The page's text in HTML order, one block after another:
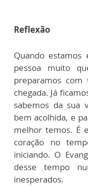
Reflexão
Quando estamos
pessoa muito
preparamos com
chegada. Já
sabemos da sua
bem acolhida, e
melhor temos. É
coração no
iniciando. O
desse tempo
inesperados.